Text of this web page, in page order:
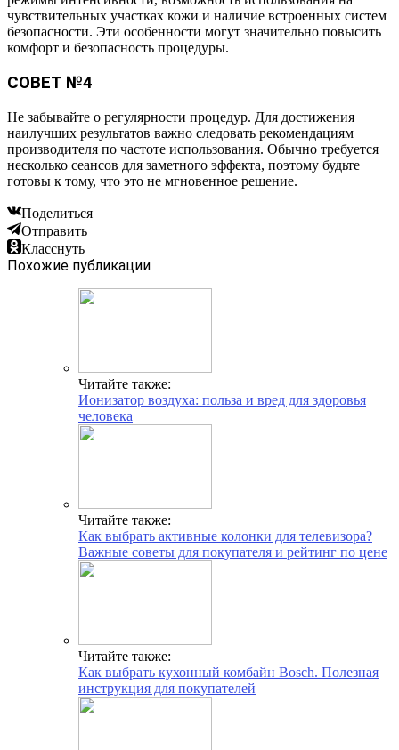
чувствительных участках кожи и наличие встроенных систем
безопасности. Эти особенности могут значительно повысить
комфорт и безопасность процедуры.
СОВЕТ №4
Не забывайте о регулярности процедур. Для достижения
наилучших результатов важно следовать рекомендациям
производителя по частоте использования. Обычно требуется
несколько сеансов для заметного эффекта, поэтому будьте
готовы к тому, что это не мгновенное решение.
Поделиться
Отправить
Класснуть
Похожие публикации
Читайте также:
Ионизатор воздуха: польза и вред для здоровья
человека
Читайте также:
Как выбрать активные колонки для телевизора?
Важные советы для покупателя и рейтинг по цене
Читайте также:
Как выбрать кухонный комбайн Bosch. Полезная
инструкция для покупателей